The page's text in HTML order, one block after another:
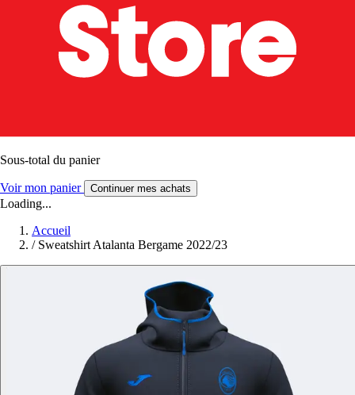
Sous-total du panier
Voir mon panier Continuer mes achats
Loading...
Accueil
/ Sweatshirt Atalanta Bergame 2022/23